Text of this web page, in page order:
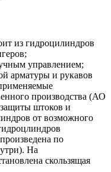
из гидроцилиндров
управлением;
арматуры и рукавов
производства (АО
штоков и
от возможного
по
На
скользящая